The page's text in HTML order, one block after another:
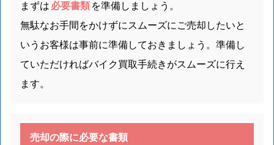
まずは 必要書類 を準備しましょう。
無駄なお手間をかけずにスムーズにご売却したいと
いうお客様は事前に準備しておきましょう。準備し
ていただければバイク買取手続きがスムーズに行え
ます。
売却の際に必要な書類